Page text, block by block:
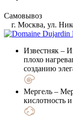
Самовывоз
г. Москва, ул.
Известняк –
плохо
созданию
Мергель –
кислотность